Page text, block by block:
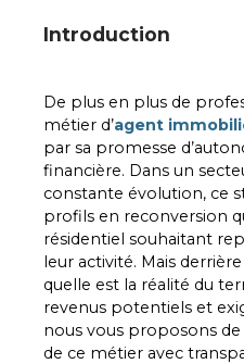
Introduction
De plus en plus de
métier d’agent
par sa promesse
financière. Dans un
constante évolution, ce
profils en reconversion
résidentiel souhaitant
leur activité. Mais
quelle est la réalité du
revenus potentiels et
nous vous proposons
de ce métier avec